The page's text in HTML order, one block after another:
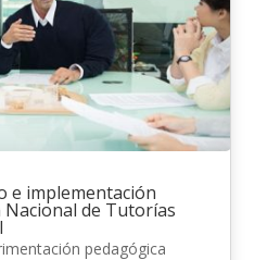
e implementación
de Tutorías
pedagógica